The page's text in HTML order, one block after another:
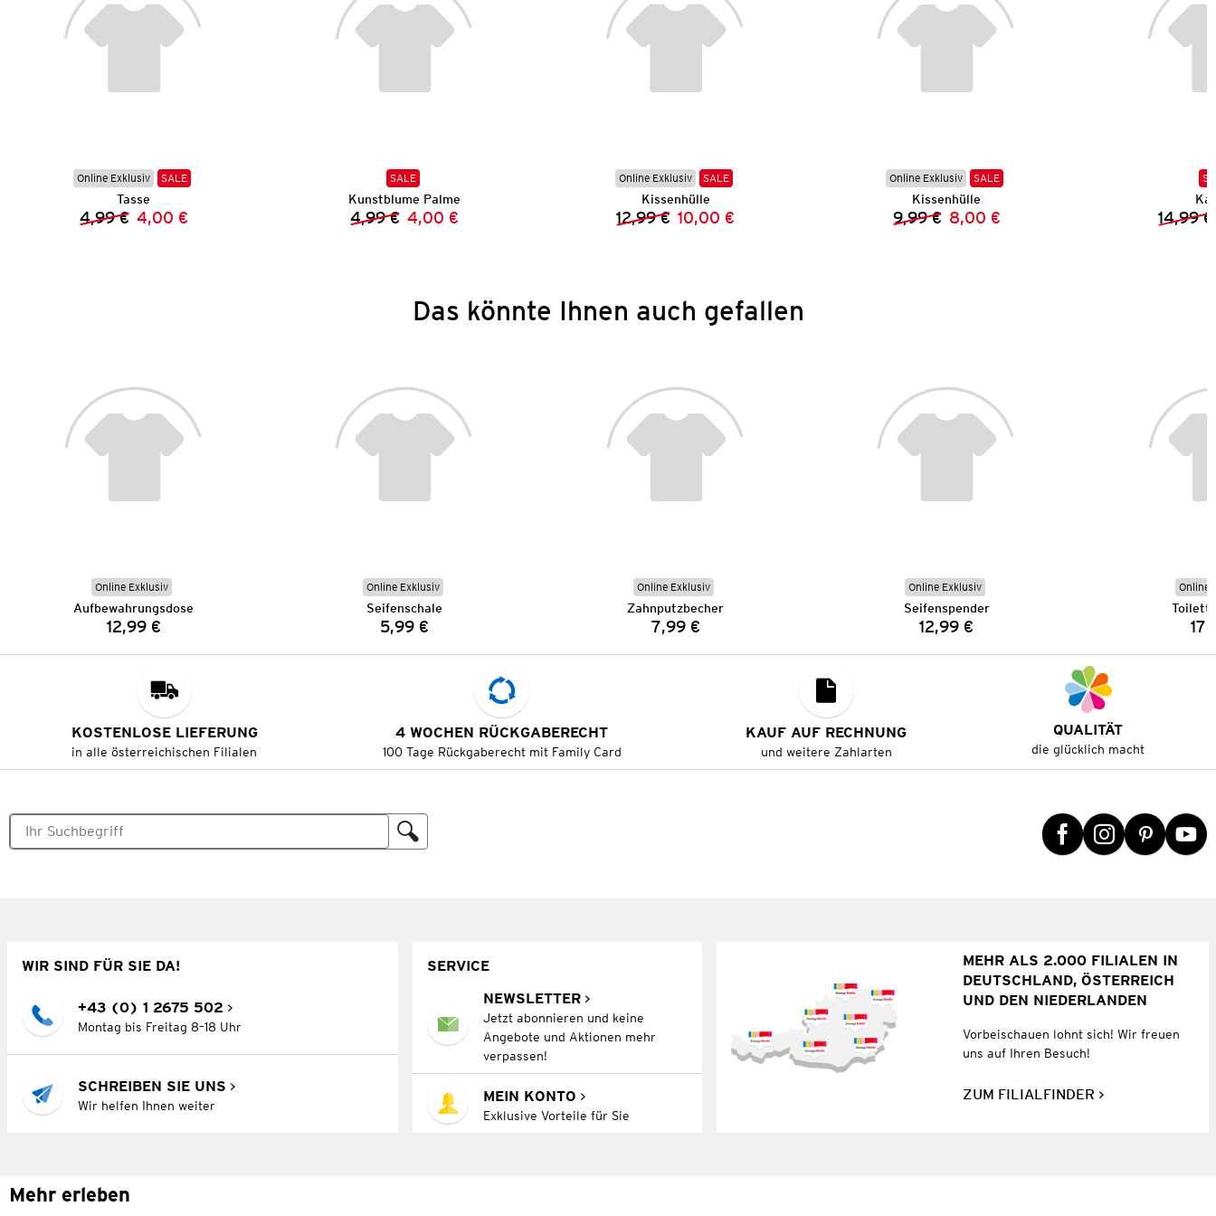
Online Exklusiv SALE
Tasse
Vorheriger Preis:
4,99 € Neuer Preis:
4,00 €
SALE
Kunstblume Palme
Vorheriger Preis:
4,99 € Neuer Preis:
4,00 €
Online Exklusiv SALE
Kissenhülle
Vorheriger Preis:
12,99 € Neuer Preis:
10,00 €
Online Exklusiv SALE
Kissenhülle
Vorheriger Preis:
9,99 € Neuer Preis:
8,00 € 14,99 €
Das könnte Ihnen auch gefallen
Online Exklusiv
Aufbewahrungsdose
Preis:
12,99 €
Online Exklusiv
Seifenschale
Preis:
5,99 €
Online Exklusiv
Zahnputzbecher
Preis:
7,99 €
Online Exklusiv
Seifenspender
Preis:
12,99 €
Online
KOSTENLOSE LIEFERUNG
in alle österreichischen Filialen
4 WOCHEN RÜCKGABERECHT
100 Tage Rückgaberecht mit Family Card
KAUF AUF RECHNUNG
und weitere Zahlarten
QUALITÄT
die glücklich macht
WIR SIND FÜR SIE DA!
+43 (0) 1 2675 502
Montag bis Freitag 8–18 Uhr
SCHREIBEN SIE UNS
Wir helfen Ihnen weiter
SERVICE
NEWSLETTER
Jetzt abonnieren und keine
Angebote und Aktionen mehr
verpassen!
MEIN KONTO
Exklusive Vorteile für Sie
MEHR ALS 2.000 FILIALEN IN
DEUTSCHLAND, ÖSTERREICH
UND DEN NIEDERLANDEN
Vorbeischauen lohnt sich! Wir freuen
uns auf Ihren Besuch!
ZUM FILIALFINDER
Mehr erleben